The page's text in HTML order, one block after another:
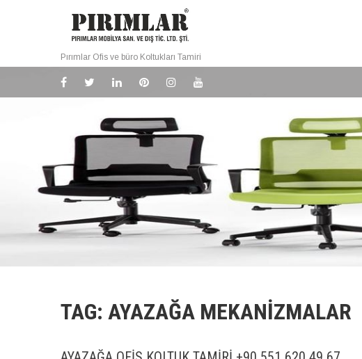
Pırımlar Ofis ve büro Koltukları Tamiri
TAG: AYAZAĞA MEKANIZMALAR